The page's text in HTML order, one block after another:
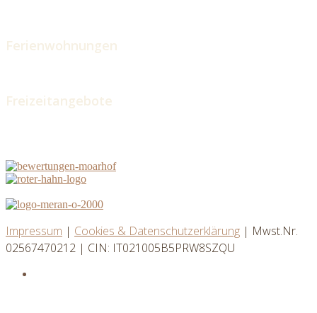
Ferienwohnungen
Freizeitangebote
Impressum | Cookies & Datenschutzerklärung | Mwst.Nr.
02567470212 | CIN: IT021005B5PRW8SZQU